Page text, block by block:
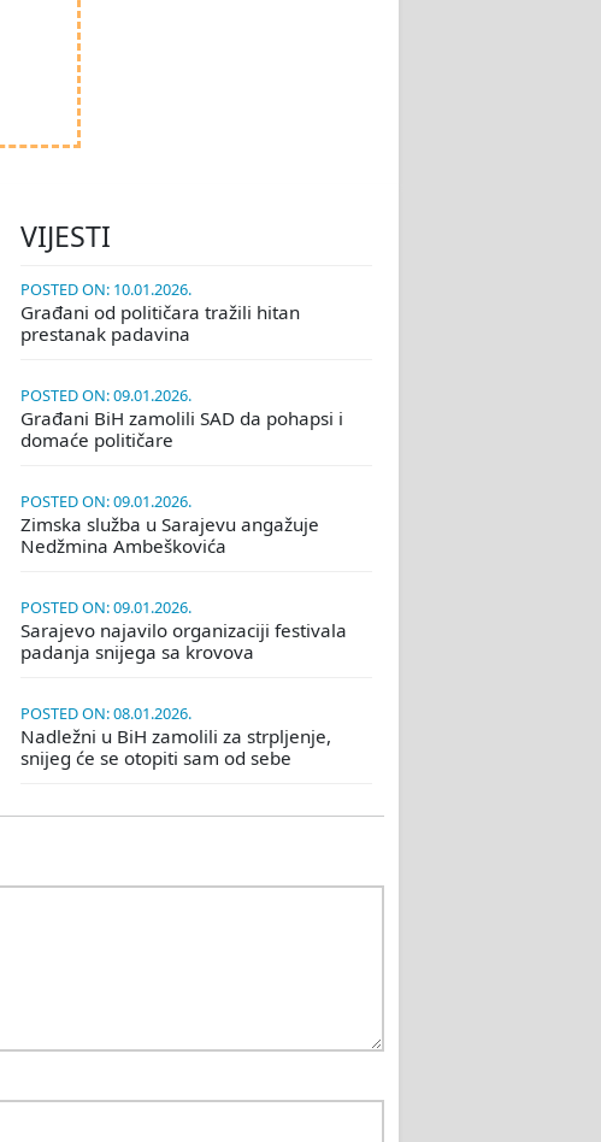
VIJESTI
POSTED ON: 10.01.2026.
Građani od političara tražili hitan
prestanak padavina
POSTED ON: 09.01.2026.
Građani BiH zamolili SAD da pohapsi i
domaće političare
POSTED ON: 09.01.2026.
Zimska služba u Sarajevu angažuje
Nedžmina Ambeškovića
POSTED ON: 09.01.2026.
Sarajevo najavilo organizaciji festivala
padanja snijega sa krovova
POSTED ON: 08.01.2026.
Nadležni u BiH zamolili za strpljenje,
snijeg će se otopiti sam od sebe